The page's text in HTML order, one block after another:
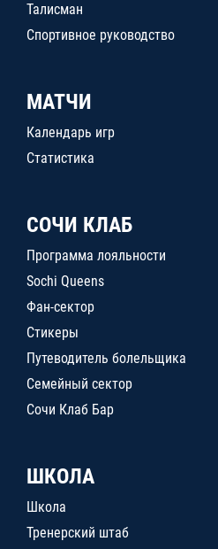
Талисман
Спортивное руководство
МАТЧИ
Календарь игр
Статистика
СОЧИ КЛАБ
Программа лояльности
Sochi Queens
Фан-сектор
Стикеры
Путеводитель болельщика
Семейный сектор
Сочи Клаб Бар
ШКОЛА
Школа
Тренерский штаб